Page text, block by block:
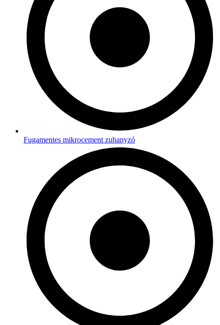
Fugamentes mikrocement zuhanyzó